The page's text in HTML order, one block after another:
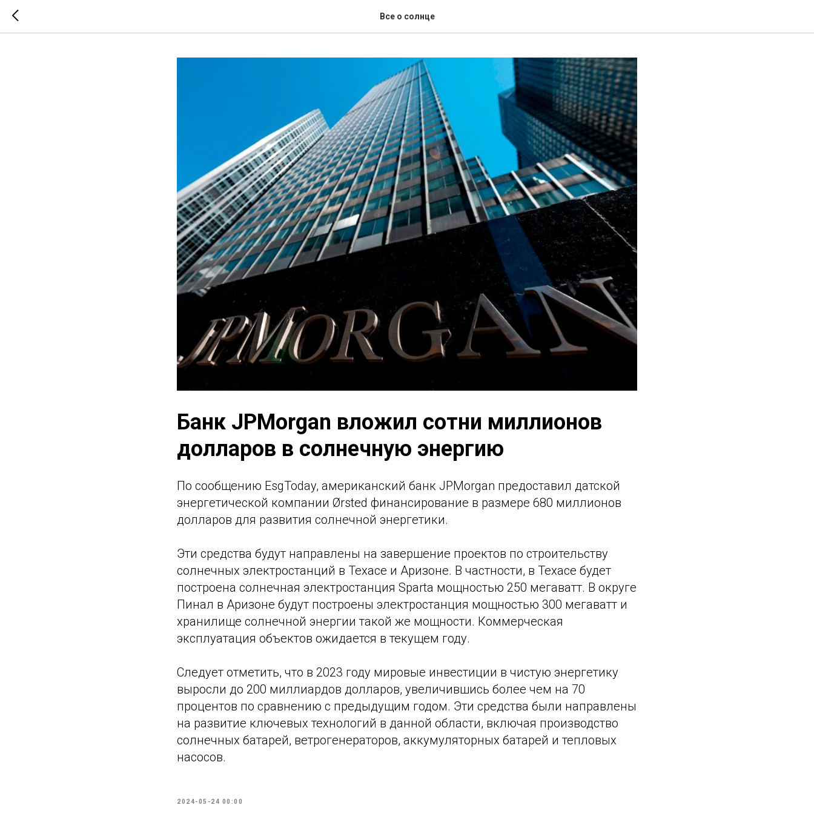
Все о солнце
Банк JPMorgan вложил сотни миллионов
долларов в солнечную энергию
По сообщению EsgToday, американский банк JPMorgan предоставил датской
энергетической компании Ørsted финансирование в размере 680 миллионов
долларов для развития солнечной энергетики.
Эти средства будут направлены на завершение проектов по строительству
солнечных электростанций в Техасе и Аризоне. В частности, в Техасе будет
построена солнечная электростанция Sparta мощностью 250 мегаватт. В округе
Пинал в Аризоне будут построены электростанция мощностью 300 мегаватт и
хранилище солнечной энергии такой же мощности. Коммерческая
эксплуатация объектов ожидается в текущем году.
Следует отметить, что в 2023 году мировые инвестиции в чистую энергетику
выросли до 200 миллиардов долларов, увеличившись более чем на 70
процентов по сравнению с предыдущим годом. Эти средства были направлены
на развитие ключевых технологий в данной области, включая производство
солнечных батарей, ветрогенераторов, аккумуляторных батарей и тепловых
насосов.
2024-05-24 00:00